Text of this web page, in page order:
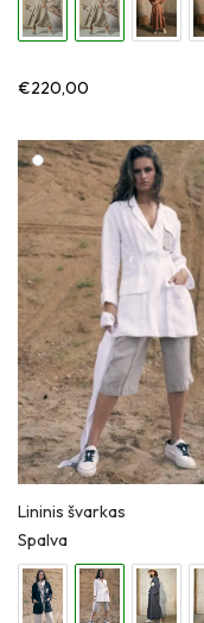
€220,00
Lininis švarkas
Spalva